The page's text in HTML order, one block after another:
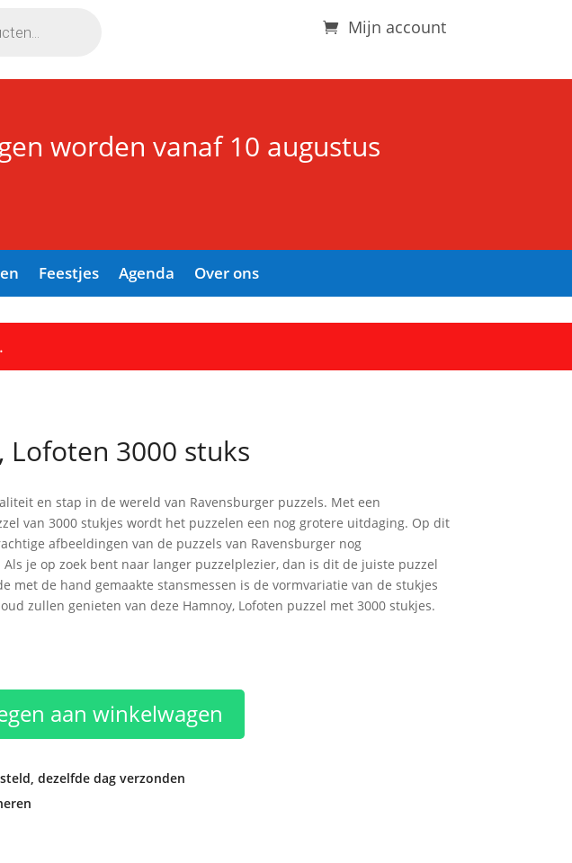
Mijn account
worden vanaf 10 augustus
Feestjes Agenda Over ons
Lofoten 3000 stuks
en stap in de wereld van Ravensburger puzzels. Met een
van 3000 stukjes wordt het puzzelen een nog grotere uitdaging. Op dit
afbeeldingen van de puzzels van Ravensburger nog
je op zoek bent naar langer puzzelplezier, dan is dit de juiste puzzel
met de hand gemaakte stansmessen is de vormvariatie van de stukjes
zullen genieten van deze Hamnoy, Lofoten puzzel met 3000 stukjes.
aan winkelwagen
dezelfde dag verzonden